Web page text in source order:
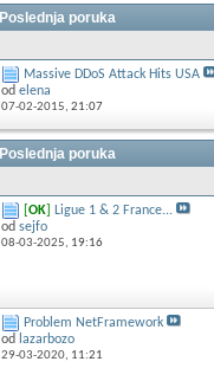
Poslednja poruka
Massive DDoS Attack Hits USA
od elena
07-02-2015, 21:07
Poslednja poruka
OK]
Ligue 1 & 2 France...
od sejfo
08-03-2025, 19:16
Problem NetFramework
od lazarbozo
29-03-2020, 11:21